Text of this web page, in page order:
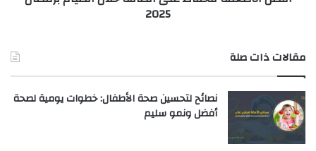
2025
مقالات ذات صلة
نصائح لتحسين صحة الأطفال: خطوات يومية لصحة
أفضل ونمو سليم